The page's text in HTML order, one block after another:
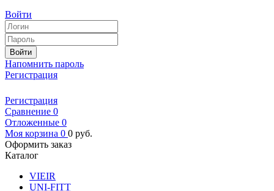
Войти
Войти
Напомнить пароль
Регистрация
Регистрация
Сравнение 0
Отложенные 0
Моя корзина 0 0 руб.
Оформить заказ
Каталог
VIEIR
UNI-FITT